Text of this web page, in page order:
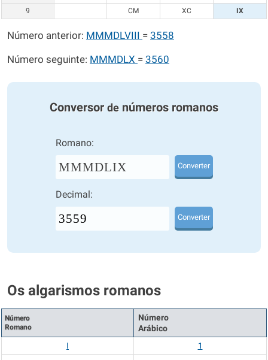
9
CM XC IX
Número anterior: MMMDLVIII = 3558
Número seguinte: MMMDLX = 3560
Conversor de números romanos
Romano:
MMMDLIX Converter
Decimal:
Converter
Os algarismos romanos
Número
Romano
Número
Arábico
I
1